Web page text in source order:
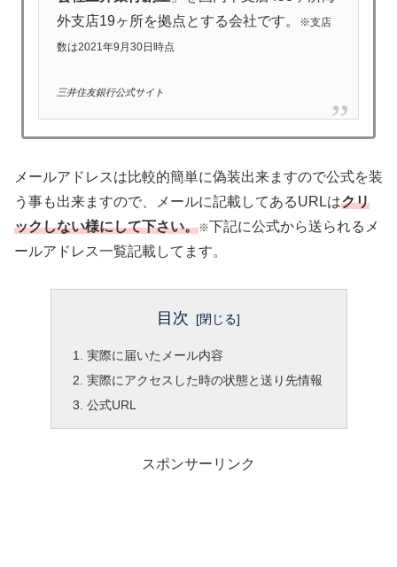
外支店19ヶ所を拠点とする会社です。
※支店
数は2021年9月30日時点
三井住友銀行公式サイト
メールアドレスは比較的簡単に偽装出来ますので公式を装
う事も出来ますので、メールに記載してあるURLはクリ
ックしない様にして下さい。※下記に公式から送られるメ
ールアドレス一覧記載してます。
目次
実際に届いたメール内容
実際にアクセスした時の状態と送り先情報
公式URL
スポンサーリンク